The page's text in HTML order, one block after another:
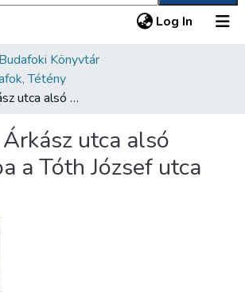
Log In (current)
Könyvtár
Tétény
Kilátás az Árkász utca alsó szakaszába a Tóth József utca felől
utca alsó
a Tóth József utca